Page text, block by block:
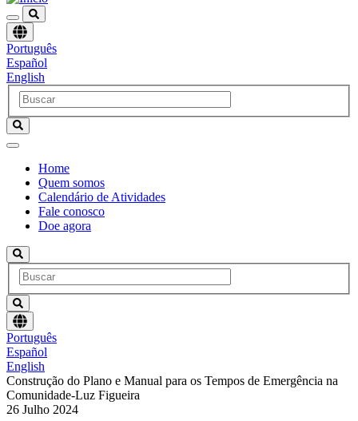
Escolha
um
idioma
Português
Español
English
Navegación
principal
Home
Quem somos
Calendário de Atividades
Fale conosco
Doe agora
Escolha
um
idioma
Português
Español
English
Construção do Plano e Manual para os Tempos de Emergência na
Comunidade-Luz Figueira
26 Julho 2024